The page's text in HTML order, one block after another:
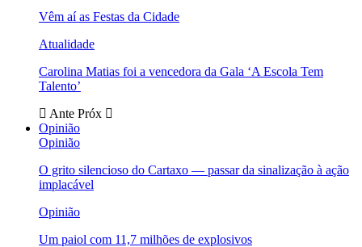
Vêm aí as Festas da Cidade
Atualidade
Carolina Matias foi a vencedora da Gala ‘A Escola Tem
Talento’
Ante Próx
Opinião
Opinião
O grito silencioso do Cartaxo — passar da sinalização à ação
implacável
Opinião
Um paiol com 11,7 milhões de explosivos